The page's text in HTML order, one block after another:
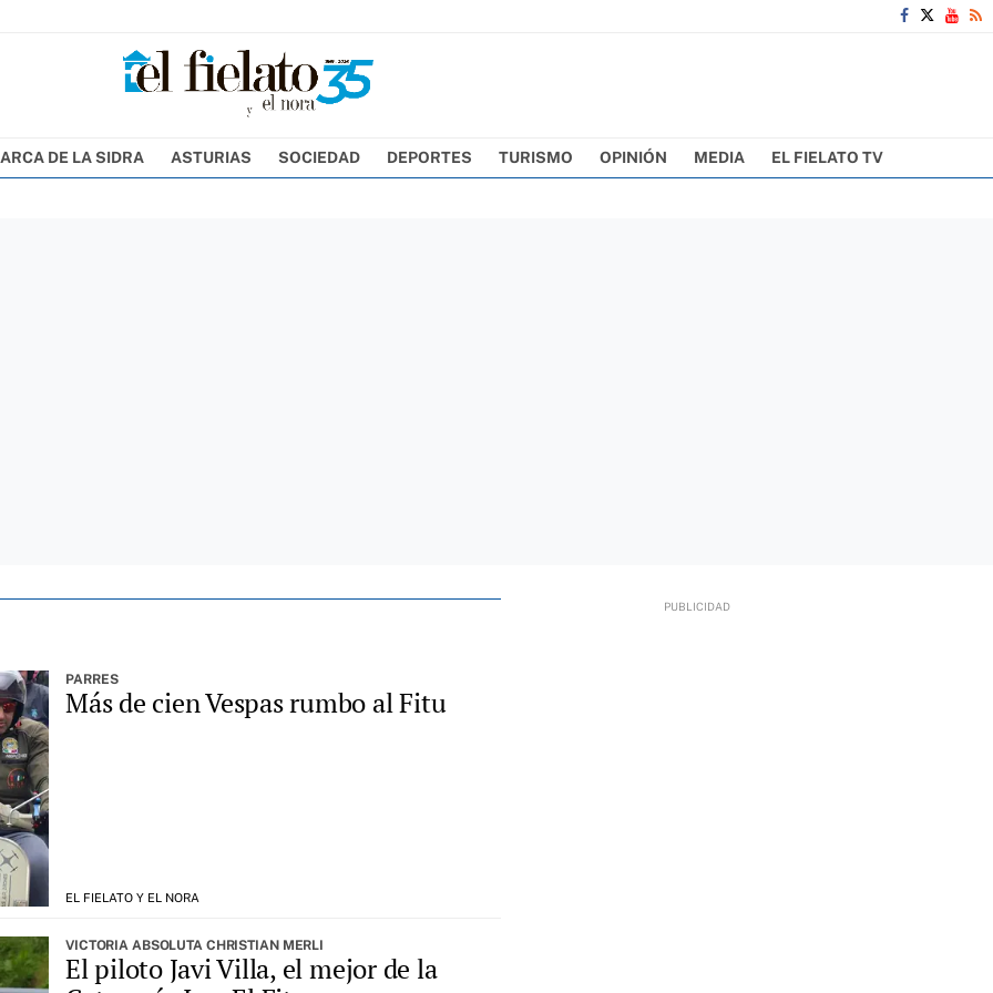
DE LA SIDRA ASTURIAS SOCIEDAD DEPORTES TURISMO OPINIÓN MEDIA EL FIELATO TV
PARRES
Más de cien Vespas rumbo al Fitu
EL FIELATO Y EL NORA
VICTORIA ABSOLUTA CHRISTIAN MERLI
El piloto Javi Villa, el mejor de la